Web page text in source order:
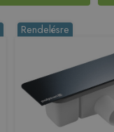
Rendelésre